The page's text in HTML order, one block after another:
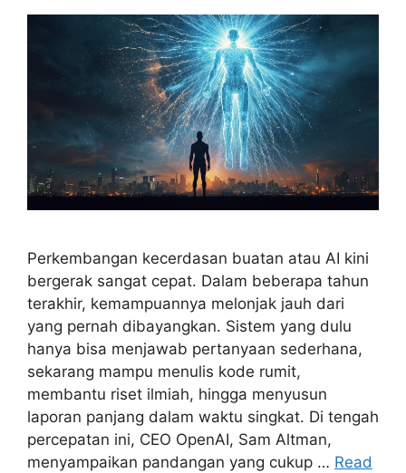
Perkembangan kecerdasan buatan atau AI kini
bergerak sangat cepat. Dalam beberapa tahun
terakhir, kemampuannya melonjak jauh dari
yang pernah dibayangkan. Sistem yang dulu
hanya bisa menjawab pertanyaan sederhana,
sekarang mampu menulis kode rumit,
membantu riset ilmiah, hingga menyusun
laporan panjang dalam waktu singkat. Di tengah
percepatan ini, CEO OpenAI, Sam Altman,
menyampaikan pandangan yang cukup … Read